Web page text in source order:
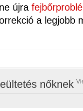
újra
a legjobb
nőknek